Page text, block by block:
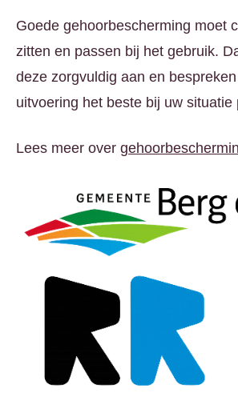
Goede gehoorbescherming moet
zitten en passen bij het gebruik.
deze zorgvuldig aan en
uitvoering het beste bij uw situatie
Lees meer over